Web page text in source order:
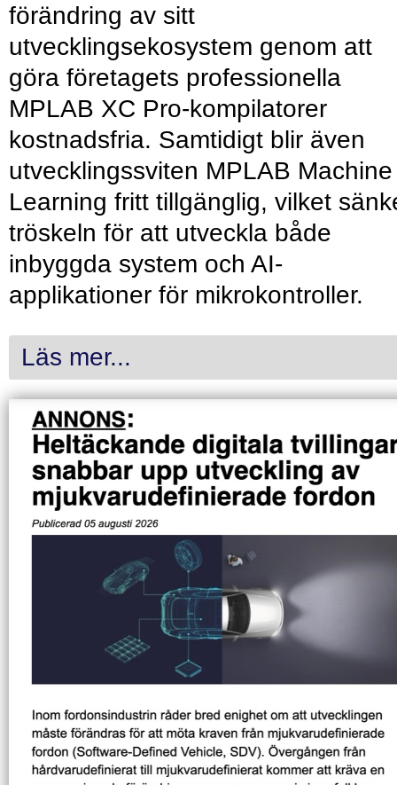
förändring av sitt
utvecklingsekosystem genom att
göra företagets professionella
MPLAB XC Pro-kompilatorer
kostnadsfria. Samtidigt blir även
utvecklingssviten MPLAB Machine
Learning fritt tillgänglig, vilket
tröskeln för att utveckla både
inbyggda system och AI-
applikationer för mikrokontroller.
Läs mer...